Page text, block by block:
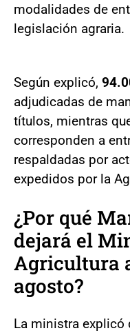
modalidades de
legislación agraria.
Según explicó,
adjudicadas de
títulos, mientras
corresponden a
respaldadas por
expedidos por la
¿Por qué
dejará el
Agricultura
agosto?
La ministra explicó